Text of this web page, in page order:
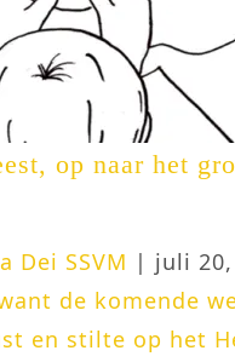
op naar het
Dei SSVM | juli 20,
de komende
en stilte op het